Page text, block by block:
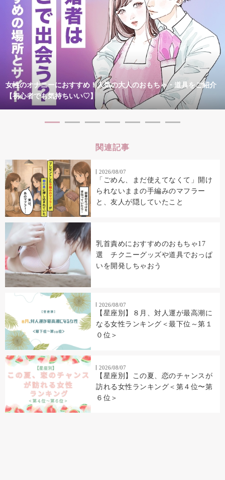
女性のオナニーにおすすめ！人気の大人のおもちゃ・道具をご紹介
【初心者でも気持ちいい♡】
関連記事
2026/08/07
「ごめん、まだ使えてなくて」開け
られないままの手編みのマフラー
と、友人が隠していたこと
乳首責めにおすすめのおもちゃ17
選 チクニーグッズや道具でおっぱ
いを開発しちゃおう
2026/08/07
【星座別】８月、対人運が最高潮に
なる女性ランキング＜最下位～第１
０位＞
2026/08/07
【星座別】この夏、恋のチャンスが
訪れる女性ランキング＜第４位〜第
６位＞